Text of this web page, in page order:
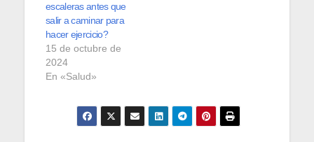
escaleras antes que
salir a caminar para
hacer ejercicio?
15 de octubre de
2024
En «Salud»